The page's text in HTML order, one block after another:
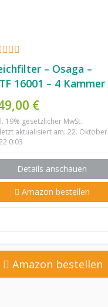
– Osaga –
16001 – 4 Kammer
mit UVC 18 Watt
€
19% gesetzlicher MwSt.
aktualisiert am: 22. Oktober
0:03
Details anschauen
Amazon bestellen
Amazon bestellen